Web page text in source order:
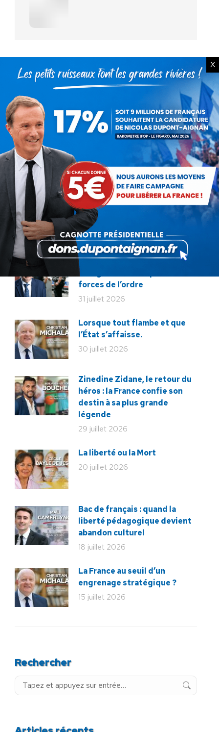
PRÉCÉDENT
Article
précédent
Action publique 2022 : En marche
vers la destruction de la fonction
publique
SUIVANT
Article
suivant
En Marche vers … l’autocratie ?
ARTICLES LIÉS
Présomption de légitimité de
l’usage des armes par les
forces de l’ordre
31 juillet 2026
Lorsque tout flambe et que
l’État s’affaisse.
30 juillet 2026
Zinedine Zidane, le retour du
héros : la France confie son
destin à sa plus grande
légende
29 juillet 2026
La liberté ou la Mort
20 juillet 2026
Bac de français : quand la
liberté pédagogique devient
abandon culturel
18 juillet 2026
La France au seuil d’un
engrenage stratégique ?
15 juillet 2026
Rechercher
Recherche
X